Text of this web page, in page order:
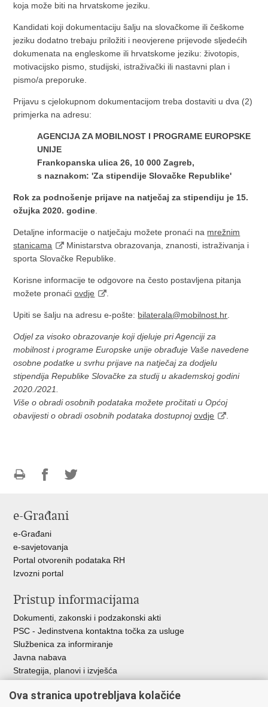
koja može biti na hrvatskome jeziku.
Kandidati koji dokumentaciju šalju na slovačkome ili češkome
jeziku dodatno trebaju priložiti i neovjerene prijevode sljedećih
dokumenata na engleskome ili hrvatskome jeziku: životopis,
motivacijsko pismo, studijski, istraživački ili nastavni plan i
pismo/a preporuke.
Prijavu s cjelokupnom dokumentacijom treba dostaviti u dva (2)
primjerka na adresu:
AGENCIJA ZA MOBILNOST I PROGRAME EUROPSKE
UNIJE
Frankopanska ulica 26, 10 000 Zagreb,
s naznakom: 'Za stipendije Slovačke Republike'
Rok za podnošenje prijave na natječaj za stipendiju je 15.
ožujka 2020. godine
Detaljne informacije o natječaju možete pronaći na mrežnim
stanicama
Ministarstva obrazovanja, znanosti, istraživanja i
sporta Slovačke Republike.
Korisne informacije te odgovore na često postavljena pitanja
možete pronaćiovdje
Upiti se šalju na adresu e-pošte: bilaterala@mobilnost.hr
Odjel za visoko obrazovanje koji djeluje pri Agenciji za
mobilnost i programe Europske unije obrađuje Vaše navedene
osobne podatke u svrhu prijave na natječaj za dodjelu
stipendija Republike Slovačke za studij u akademskoj godini
2020./2021.
Više o obradi osobnih podataka možete pročitati u Općoj
obavijesti o obradi osobnih podataka dostupnoj ovdje
FacebookuTwitteru
e-Građani
e-Građani
e-savjetovanja
Portal otvorenih podataka RH
Izvozni portal
Pristup informacijama
Dokumenti, zakonski i podzakonski akti
PSC - Jedinstvena kontaktna točka za usluge
Službenica za informiranje
Javna nabava
Strategija, planovi i izvješća
Ova stranica upotrebljava kolačiće